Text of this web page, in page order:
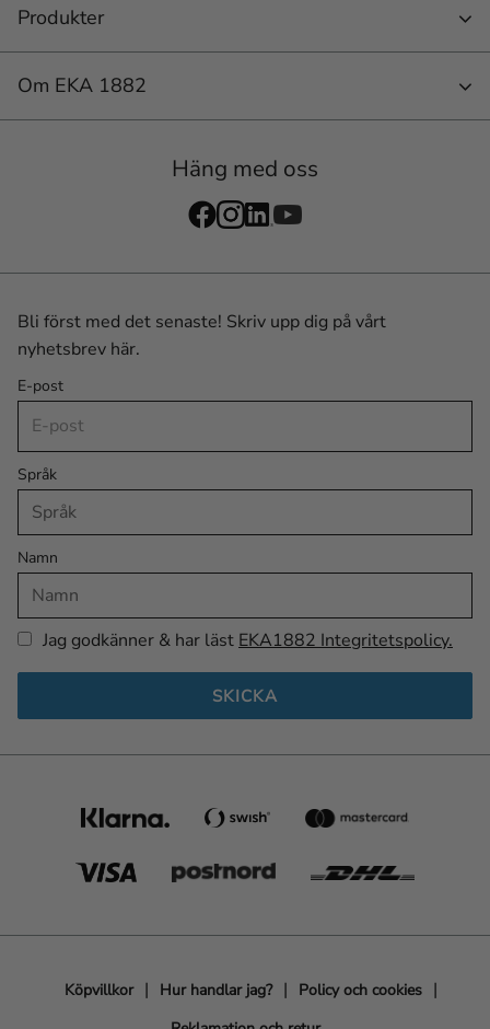
Produkter
Om EKA 1882
Häng med oss
Bli först med det senaste! Skriv upp dig på vårt
nyhetsbrev här.
E-post
Språk
Namn
Jag godkänner & har läst EKA1882 Integritetspolicy.
SKICKA
Köpvillkor Hur handlar jag?
Policy och cookies